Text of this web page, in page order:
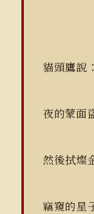
貓頭鷹說
夜的蒙面
然後拭燦
竊窺的星